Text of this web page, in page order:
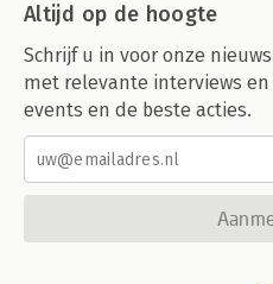
Altijd op de hoogte
Schrijf u in voor onze
met relevante interviews
events en de beste acties.